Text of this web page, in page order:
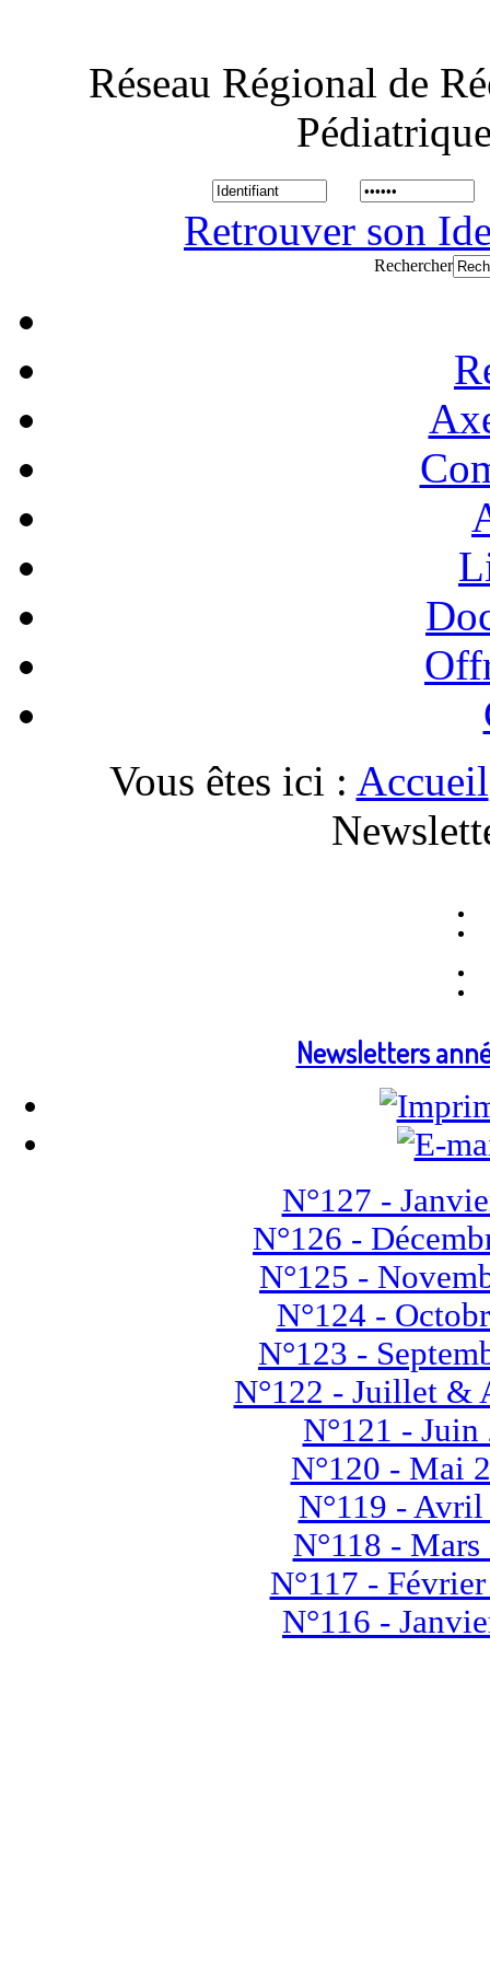
Réseau Régional de
Retrouver son
Rechercher
Vous êtes ici : Accueil
Newsletters
N°127 -
N°126 -
N°125 -
N°124 -
N°123 -
N°122 - Juillet &
N°121 - Juin
N°120 - Mai
N°119 -
N°118 - Mars
N°117 -
N°116 -